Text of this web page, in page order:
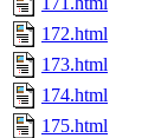
172.html
173.html
174.html
175.html